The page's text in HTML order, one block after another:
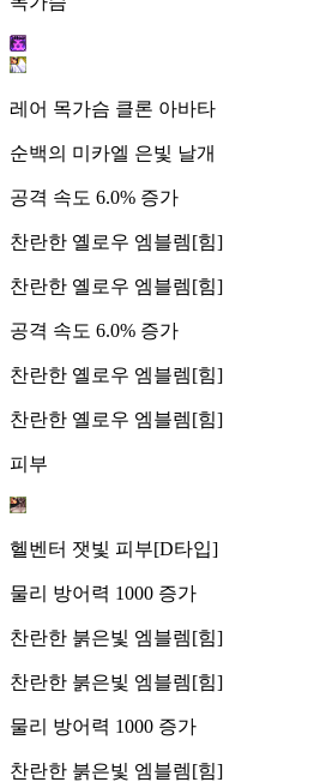
레어 목가슴 클론 아바타
순백의 미카엘 은빛 날개
공격 속도 6.0% 증가
찬란한 옐로우 엠블렘[힘]
찬란한 옐로우 엠블렘[힘]
공격 속도 6.0% 증가
찬란한 옐로우 엠블렘[힘]
찬란한 옐로우 엠블렘[힘]
피부
헬벤터 잿빛 피부[D타입]
물리 방어력 1000 증가
찬란한 붉은빛 엠블렘[힘]
찬란한 붉은빛 엠블렘[힘]
물리 방어력 1000 증가
찬란한 붉은빛 엠블렘[힘]